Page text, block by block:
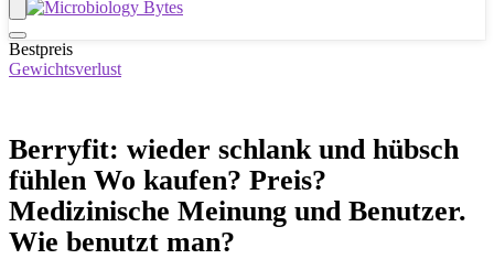
Bestpreis
Gewichtsverlust
Berryfit: wieder schlank und hübsch
fühlen Wo kaufen? Preis?
Medizinische Meinung und Benutzer.
Wie benutzt man?